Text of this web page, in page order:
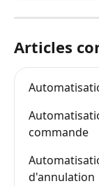
Articles
commande
d'annulation